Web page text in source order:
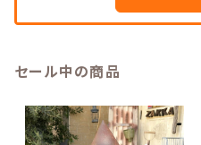
セール中の商品